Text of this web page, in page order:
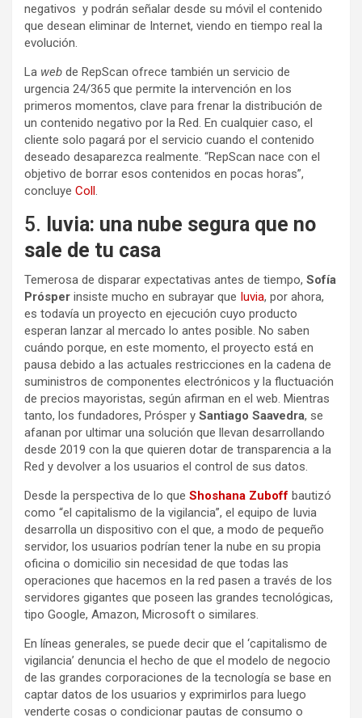
negativos y podrán señalar desde su móvil el contenido
que desean eliminar de Internet, viendo en tiempo real la
evolución.
La web de RepScan ofrece también un servicio de
urgencia 24/365 que permite la intervención en los
primeros momentos, clave para frenar la distribución de
un contenido negativo por la Red. En cualquier caso, el
cliente solo pagará por el servicio cuando el contenido
deseado desaparezca realmente. “RepScan nace con el
objetivo de borrar esos contenidos en pocas horas”,
concluye Coll.
5. Iuvia: una nube segura que no
sale de tu casa
Temerosa de disparar expectativas antes de tiempo, Sofía
Prósper insiste mucho en subrayar que Iuvia, por ahora,
es todavía un proyecto en ejecución cuyo producto
esperan lanzar al mercado lo antes posible. No saben
cuándo porque, en este momento, el proyecto está en
pausa debido a las actuales restricciones en la cadena de
suministros de componentes electrónicos y la fluctuación
de precios mayoristas, según afirman en el web. Mientras
tanto, los fundadores, Prósper y Santiago Saavedra, se
afanan por ultimar una solución que llevan desarrollando
desde 2019 con la que quieren dotar de transparencia a la
Red y devolver a los usuarios el control de sus datos.
Desde la perspectiva de lo que Shoshana Zuboff bautizó
como “el capitalismo de la vigilancia”, el equipo de Iuvia
desarrolla un dispositivo con el que, a modo de pequeño
servidor, los usuarios podrían tener la nube en su propia
oficina o domicilio sin necesidad de que todas las
operaciones que hacemos en la red pasen a través de los
servidores gigantes que poseen las grandes tecnológicas,
tipo Google, Amazon, Microsoft o similares.
En líneas generales, se puede decir que el ‘capitalismo de
vigilancia’ denuncia el hecho de que el modelo de negocio
de las grandes corporaciones de la tecnología se base en
captar datos de los usuarios y exprimirlos para luego
venderte cosas o condicionar pautas de consumo o